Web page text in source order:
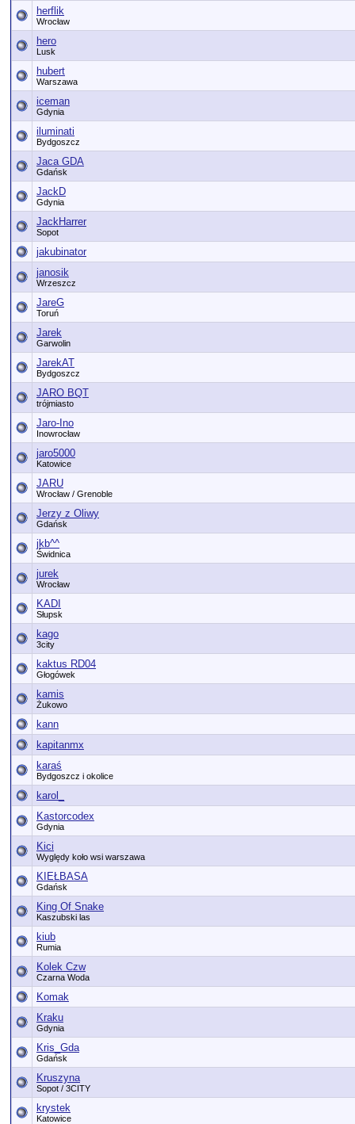
herflik
Wrocław
hero
Lusk
hubert
Warszawa
iceman
Gdynia
iluminati
Bydgoszcz
Jaca GDA
Gdańsk
JackD
Gdynia
JackHarrer
Sopot
jakubinator
janosik
Wrzeszcz
JareG
Toruń
Jarek
Garwolin
JarekAT
Bydgoszcz
JARO BQT
trójmiasto
Jaro-Ino
Inowrocław
jaro5000
Katowice
JARU
Wrocław / Grenoble
Jerzy z Oliwy
Gdańsk
jkb^^
Świdnica
jurek
Wrocław
KADI
Słupsk
kago
3city
kaktus RD04
Głogówek
kamis
Żukowo
kann
kapitanmx
karaś
Bydgoszcz i okolice
karol_
Kastorcodex
Gdynia
Kici
Wyględy koło wsi warszawa
KIEŁBASA
Gdańsk
King Of Snake
Kaszubski las
kiub
Rumia
Kolek Czw
Czarna Woda
Komak
Kraku
Gdynia
Kris_Gda
Gdańsk
Kruszyna
Sopot / 3CITY
krystek
Katowice